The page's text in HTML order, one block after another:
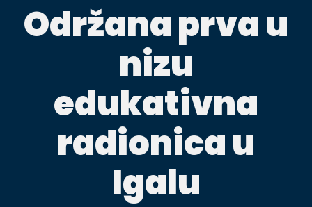
Održana prva u
nizu
edukativna
radionica u
Igalu